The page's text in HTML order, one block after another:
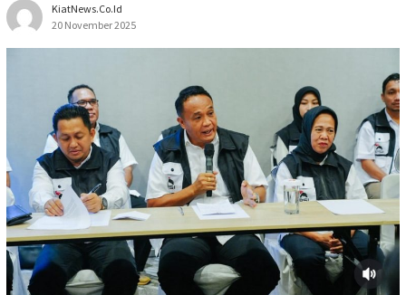
KiatNews.co.id
20 November 2025